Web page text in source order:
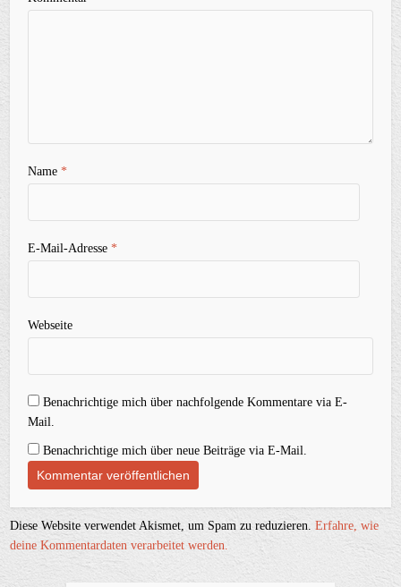
Name*
E-Mail-Adresse*
Webseite
Benachrichtige mich über nachfolgende Kommentare via E-
Mail.
Benachrichtige mich über neue Beiträge via E-Mail.
Diese Website verwendet Akismet, um Spam zu reduzieren.Erfahre, wie
deine Kommentardaten verarbeitet werden.